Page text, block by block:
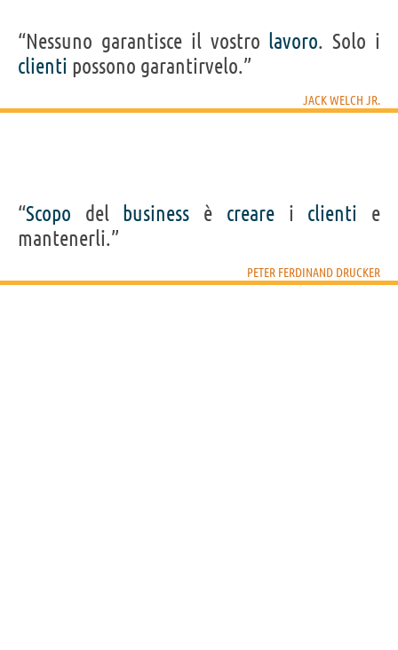
“Nessuno garantisce il vostro lavoro. Solo i
clienti possono garantirvelo.”
JACK WELCH JR.
“Scopo del business è crearei clienti e
mantenerli.”
PETER FERDINAND DRUCKER